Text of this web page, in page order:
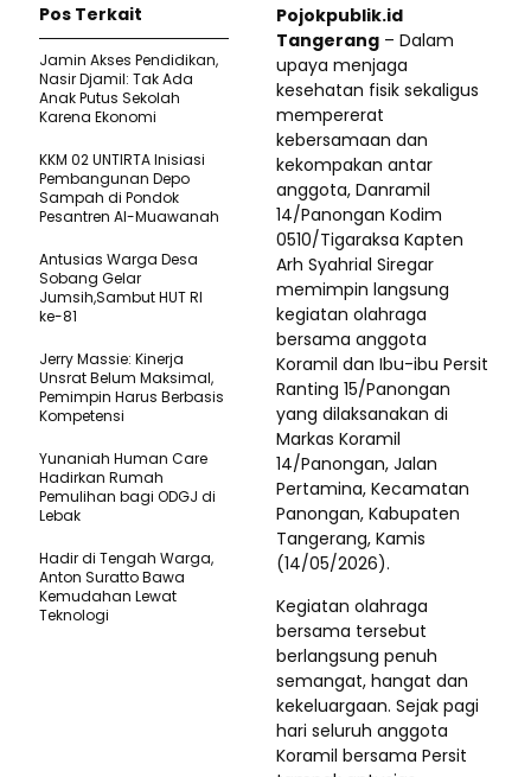
Pojokpublik.id
Tangerang – Dalam
upaya menjaga
kesehatan fisik sekaligus
mempererat
kebersamaan dan
kekompakan antar
anggota, Danramil
14/Panongan Kodim
0510/Tigaraksa Kapten
Arh Syahrial Siregar
memimpin langsung
kegiatan olahraga
bersama anggota
Koramil dan Ibu-ibu Persit
Ranting 15/Panongan
yang dilaksanakan di
Markas Koramil
14/Panongan, Jalan
Pertamina, Kecamatan
Panongan, Kabupaten
Tangerang, Kamis
(14/05/2026).
Kegiatan olahraga
bersama tersebut
berlangsung penuh
semangat, hangat dan
kekeluargaan. Sejak pagi
hari seluruh anggota
Koramil bersama Persit
Pos Terkait
Jamin Akses Pendidikan,
Nasir Djamil: Tak Ada
Anak Putus Sekolah
Karena Ekonomi
KKM 02 UNTIRTA Inisiasi
Pembangunan Depo
Sampah di Pondok
Pesantren Al-Muawanah
Antusias Warga Desa
Sobang Gelar
Jumsih,Sambut HUT RI
ke-81
Jerry Massie: Kinerja
Unsrat Belum Maksimal,
Pemimpin Harus Berbasis
Kompetensi
Yunaniah Human Care
Hadirkan Rumah
Pemulihan bagi ODGJ di
Lebak
Hadir di Tengah Warga,
Anton Suratto Bawa
Kemudahan Lewat
Teknologi ​